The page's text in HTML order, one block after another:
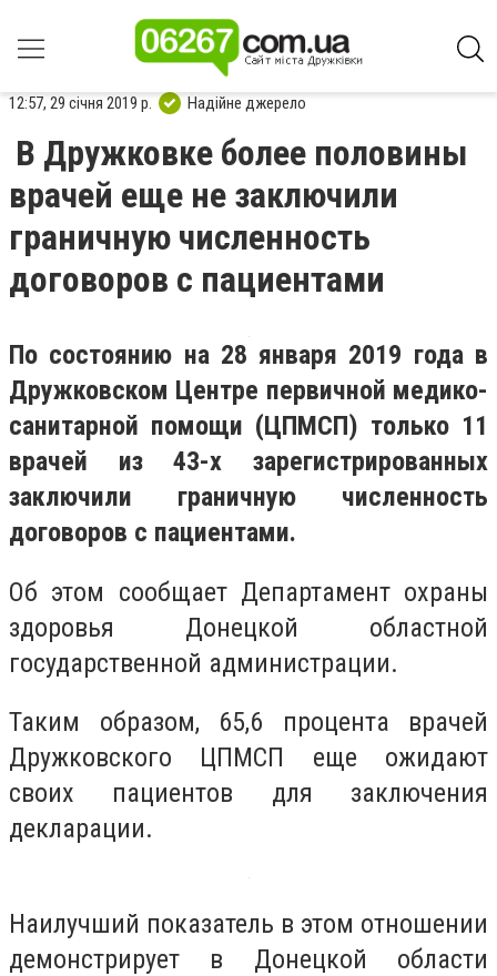
12:57, 29 січня 2019 р. Надійне джерело
В Дружковке более половины
врачей еще не заключили
граничную численность
договоров с пациентами
По состоянию на 28 января 2019 года в
Дружковском Центре первичной медико-
санитарной помощи (ЦПМСП) только 11
врачей из 43-х зарегистрированных
заключили граничную численность
договоров с пациентами.
Об этом сообщает Департамент охраны
здоровья Донецкой областной
государственной администрации.
Таким образом, 65,6 процента врачей
Дружковского ЦПМСП еще ожидают
своих пациентов для заключения
декларации.
Наилучший показатель в этом отношении
демонстрирует в Донецкой области